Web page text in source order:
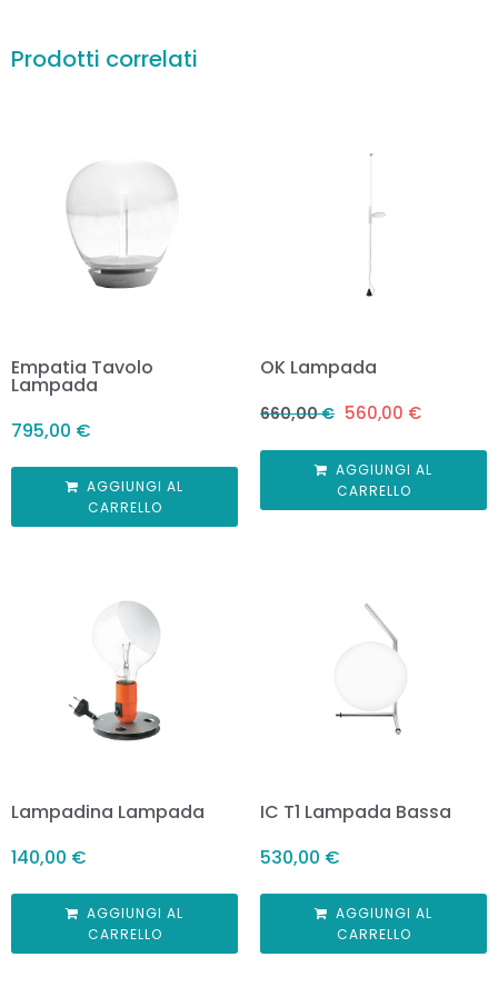
Prodotti correlati
Empatia Tavolo
Lampada
795,00 €
AGGIUNGI AL
CARRELLO
OK Lampada
660,00€ 560,00 €
AGGIUNGI AL
CARRELLO
Lampadina Lampada
140,00 €
AGGIUNGI AL
CARRELLO
IC T1 Lampada Bassa
530,00 €
AGGIUNGI AL
CARRELLO